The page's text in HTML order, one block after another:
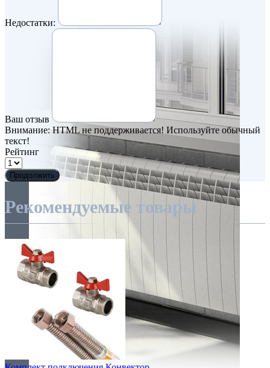
Недостатки:
Ваш отзыв
Внимание: HTML не поддерживается! Используйте обычный
текст!
Рейтинг
Продолжить
Рекомендуемые товары